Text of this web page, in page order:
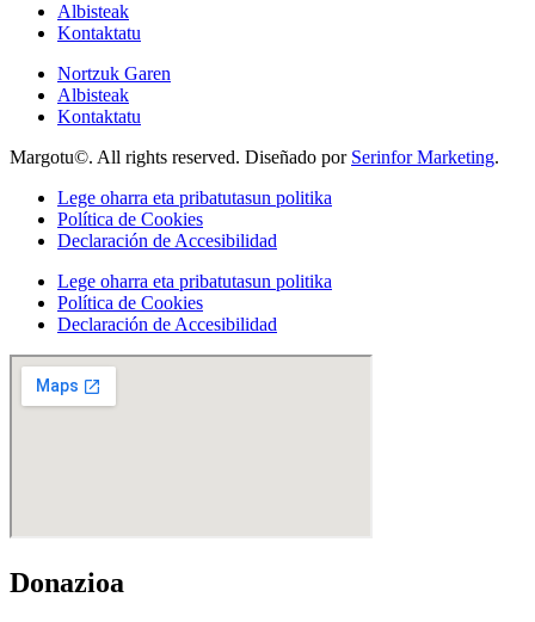
Albisteak
Kontaktatu
Nortzuk Garen
Albisteak
Kontaktatu
Margotu©. All rights reserved. Diseñado por Serinfor Marketing.
Lege oharra eta pribatutasun politika
Política de Cookies
Declaración de Accesibilidad
Lege oharra eta pribatutasun politika
Política de Cookies
Declaración de Accesibilidad
Donazioa